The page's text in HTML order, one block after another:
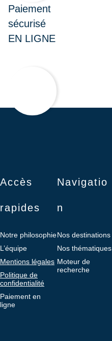
Paiement
sécurisé
EN LIGNE
Accès
rapides
Notre philosophie
L’équipe
Mentions légales
Politique de
confidentialité
Paiement en
ligne
Navigatio
n
Nos destinations
Nos thématiques
Moteur de
recherche